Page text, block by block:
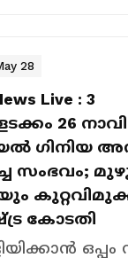
28
Live : 3
26
ഗിനിയ
സംഭവം;
കോടതി
ഒപ്പം